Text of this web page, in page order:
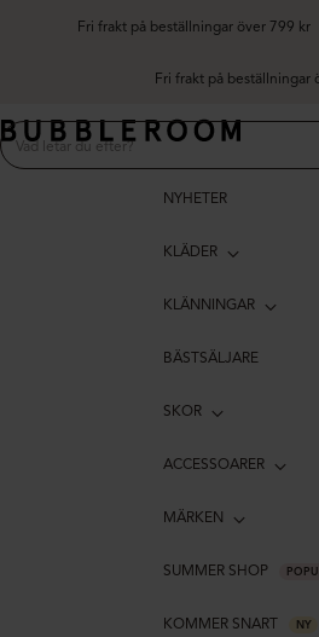
Fri frakt på beställningar över 799 kr
Fri frakt på beställningar
NYHETER
KLÄDER
KLÄNNINGAR
BÄSTSÄLJARE
SKOR
ACCESSOARER
MÄRKEN
SUMMER SHOP
KOMMER SNART NY